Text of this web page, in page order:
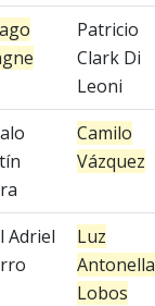
Patricio
Clark Di
Leoni
Camilo
Vázquez
Adriel
Luz
Antonella
Lobos